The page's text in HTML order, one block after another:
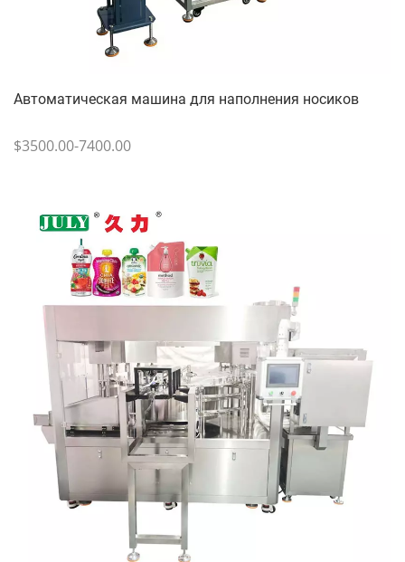
Автоматическая машина для наполнения носиков
$3500.00-7400.00